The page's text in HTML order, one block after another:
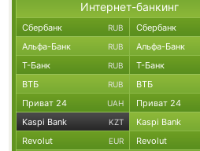
Интернет-банкинг
Сбербанк RUB Сбербанк
Альфа-Банк RUB Альфа-Банк
Т-Банк RUB Т-Банк
ВТБ RUB ВТБ
Приват 24 UAH Приват 24
Kaspi Bank KZT Kaspi Bank
Revolut EUR Revolut